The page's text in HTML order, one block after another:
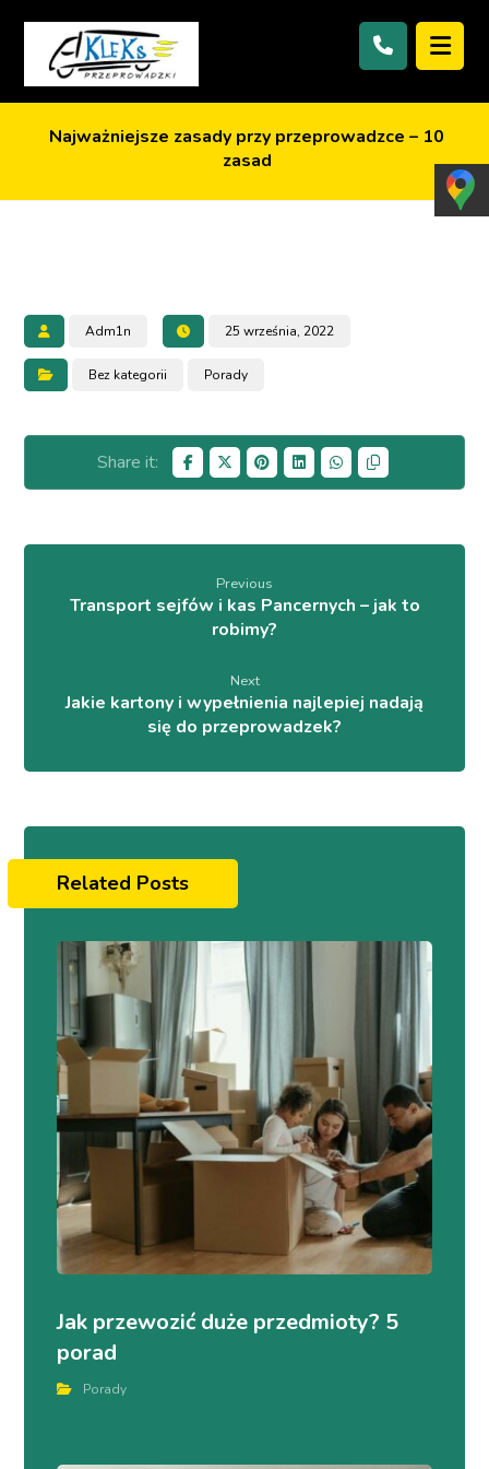
Najważniejsze zasady przy przeprowadzce – 10
zasad
Adm1n 25 września, 2022
Bez kategorii Porady
Previous
Transport sejfów i kas Pancernych – jak to
robimy?
Next
Jakie kartony i wypełnienia najlepiej nadają
się do przeprowadzek?
Related Posts
Jak przewozić duże przedmioty? 5
porad
Porady